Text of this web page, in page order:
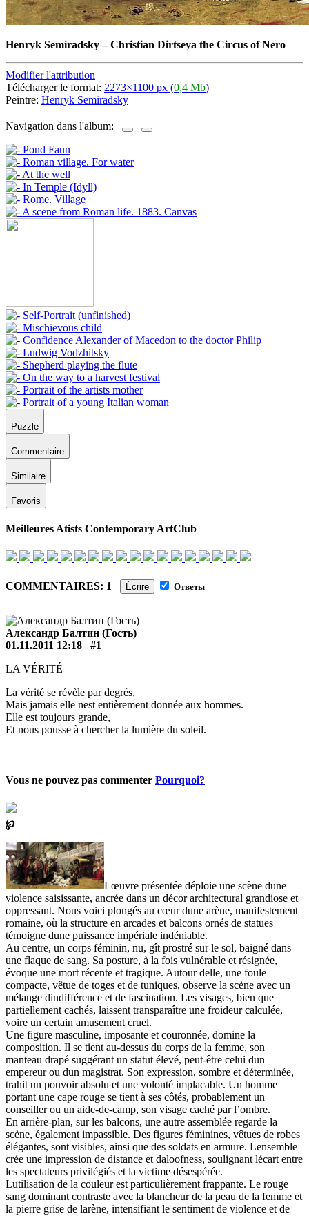
Henryk Semiradsky–Christian Dirtseya the Circus of Nero
Modifier l'attribution
Télécharger le format: 2273×1100 px (0,4 Mb)
Peintre: Henryk Semiradsky
Navigation dans l'album:
Puzzle
Commentaire
Similaire
Favoris
Meilleures Atists Contemporary ArtClub
COMMENTAIRES: 1 Écrire Ответы
Александр Балтин (Гость)
01.11.2011 12:18
#1
LA VÉRITÉ
La vérité se révèle par degrés,
Mais jamais elle nest entièrement donnée aux hommes.
Elle est toujours grande,
Et nous pousse à chercher la lumière du soleil.
Vous ne pouvez pas commenter Pourquoi?
℘
Lœuvre présentée déploie une scène dune
violence saisissante, ancrée dans un décor architectural grandiose et
oppressant. Nous voici plongés au cœur dune arène, manifestement
romaine, où la structure en arcades et balcons ornés de statues
témoigne dune puissance impériale indéniable.
Au centre, un corps féminin, nu, gît prostré sur le sol, baigné dans
une flaque de sang. Sa posture, à la fois vulnérable et résignée,
évoque une mort récente et tragique. Autour delle, une foule
compacte, vêtue de toges et de tuniques, observe la scène avec un
mélange dindifférence et de fascination. Les visages, bien que
partiellement cachés, laissent transparaître une froideur calculée,
voire un certain amusement cruel.
Une figure masculine, imposante et couronnée, domine la
composition. Il se tient au-dessus du corps de la femme, son
manteau drapé suggérant un statut élevé, peut-être celui dun
empereur ou dun magistrat. Son expression, sombre et déterminée,
trahit un pouvoir absolu et une volonté implacable. Un homme
portant une cape rouge se tient à ses côtés, probablement un
conseiller ou un aide-de-camp, son visage caché par l’ombre.
En arrière-plan, sur les balcons, une autre assemblée regarde la
scène, également impassible. Des figures féminines, vêtues de robes
élégantes, sont visibles, ainsi que des soldats en armure. Lensemble
crée une impression de distance et daloofness, soulignant lécart entre
les spectateurs privilégiés et la victime désespérée.
Lutilisation de la couleur est particulièrement frappante. Le rouge
sang dominant contraste avec la blancheur de la peau de la femme et
la pierre grise de larène, intensifiant le sentiment de violence et de